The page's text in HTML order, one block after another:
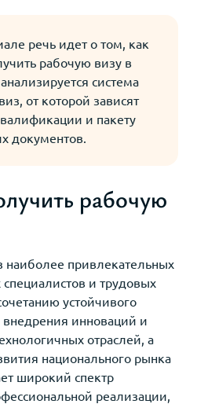
речь идет о том, как
рабочую визу в
система
от которой зависят
и пакету
документов.
рабочую
наиболее привлекательных
и трудовых
устойчивого
внедрения инноваций и
отраслей, а
национального рынка
широкий спектр
реализации,